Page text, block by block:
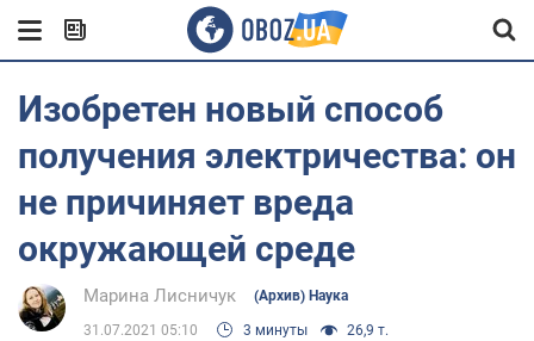
Изобретен новый способ
получения электричества: он
не причиняет вреда
окружающей среде
Марина Лисничук (Архив) Наука
31.07.2021 05:10 3 минуты 26,9 т.